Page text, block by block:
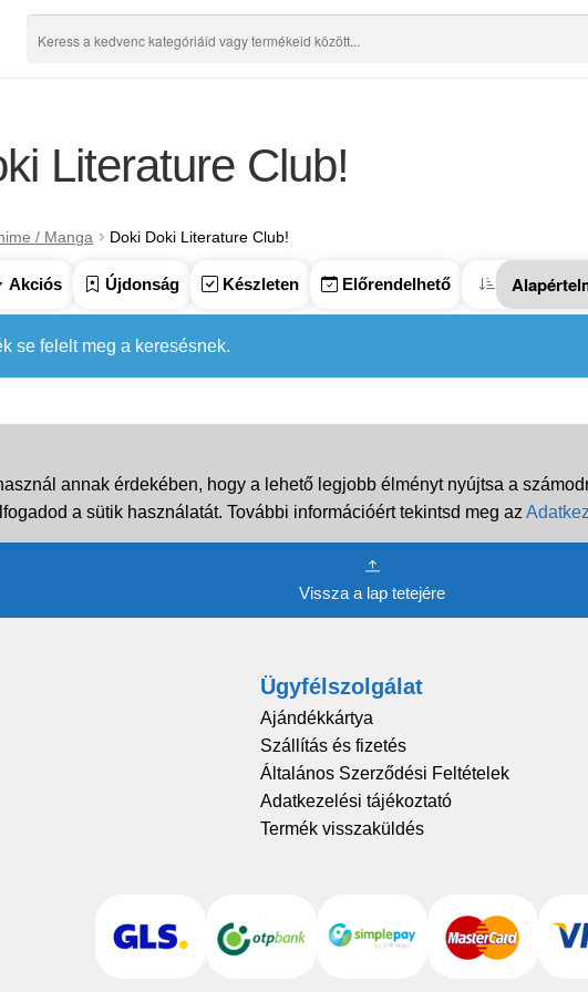
Literature Club!
/ Manga Doki Doki Literature Club!
Akciós Újdonság Készleten Előrendelhető
se felelt meg a keresésnek.
annak érdekében, hogy a lehető legjobb élményt nyújtsa a
a sütik használatát. További információért tekintsd meg az
Vissza a lap tetejére
Ügyfélszolgálat
Ajándékkártya
Szállítás és fizetés
Általános Szerződési Feltételek
Adatkezelési tájékoztató
Termék visszaküldés